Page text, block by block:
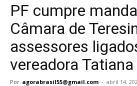
PF cumpre
Câmara de
assessores
vereadora
Por agorabrasil55@gmail.com - abril 14,